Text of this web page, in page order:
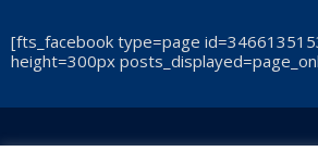
[fts_facebook type=page
height=300px